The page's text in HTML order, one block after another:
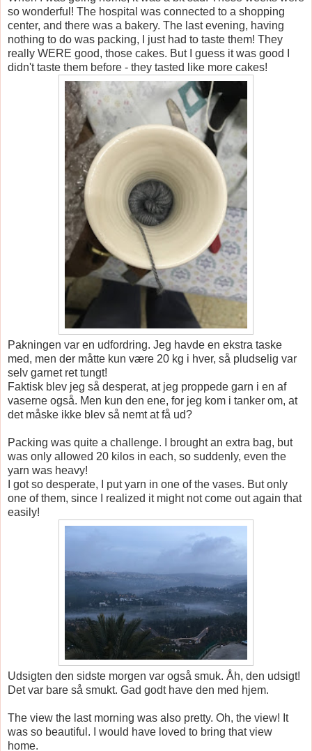
so wonderful! The hospital was connected to a shopping
center, and there was a bakery. The last evening, having
nothing to do was packing, I just had to taste them! They
really WERE good, those cakes. But I guess it was good I
didn't taste them before - they tasted like more cakes!
Pakningen var en udfordring. Jeg havde en ekstra taske
med, men der måtte kun være 20 kg i hver, så pludselig var
selv garnet ret tungt!
Faktisk blev jeg så desperat, at jeg proppede garn i en af
vaserne også. Men kun den ene, for jeg kom i tanker om, at
det måske ikke blev så nemt at få ud?
Packing was quite a challenge. I brought an extra bag, but
was only allowed 20 kilos in each, so suddenly, even the
yarn was heavy!
I got so desperate, I put yarn in one of the vases. But only
one of them, since I realized it might not come out again that
easily!
Udsigten den sidste morgen var også smuk. Åh, den udsigt!
Det var bare så smukt. Gad godt have den med hjem.
The view the last morning was also pretty. Oh, the view! It
was so beautiful. I would have loved to bring that view
home.